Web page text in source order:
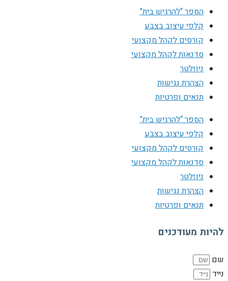
הספר “להרגיש בית”
קלפי עיצוב בצבע
קורסים לקהל מקצועי
סדנאות לקהל מקצועי
ניוזלטר
הצהרת נגישות
תנאים ופרטיות
הספר “להרגיש בית”
קלפי עיצוב בצבע
קורסים לקהל מקצועי
סדנאות לקהל מקצועי
ניוזלטר
הצהרת נגישות
תנאים ופרטיות
להיות מעודכנים
שם
נייד